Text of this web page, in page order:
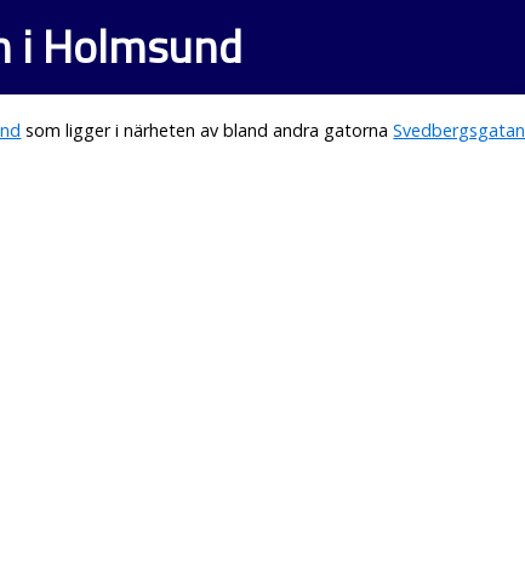
i Holmsund
som ligger i närheten av bland andra gatornaSvedbergsgatan